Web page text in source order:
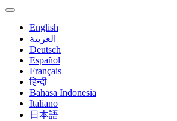
English
العربية
Deutsch
Español
Français
हिन्दी
Bahasa Indonesia
Italiano
日本語